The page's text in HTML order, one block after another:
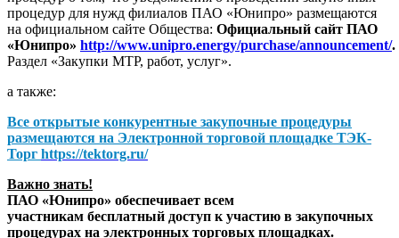
процедур для нужд филиалов ПАО «Юнипро» размещаются
на официальном сайте Общества: Официальный сайт ПАО
«Юнипро» http://www.unipro.energy/purchase/announcement/.
Раздел «Закупки МТР, работ, услуг».
а также:
Все открытые конкурентные закупочные процедуры
размещаются на Электронной торговой площадке ТЭК-
Торг https://tektorg.ru/
Важно знать!
ПАО «Юнипро» обеспечивает всем
участникам бесплатный доступ к участию в закупочных
процедурах на электронных торговых площадках.